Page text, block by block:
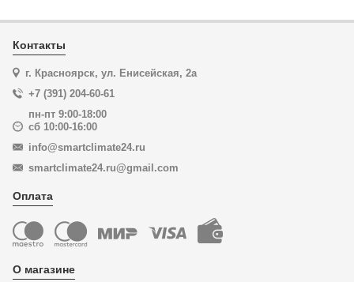
Контакты
г. Красноярск, ул. Енисейская, 2а
+7 (391) 204-60-61
пн-пт 9:00-18:00
сб 10:00-16:00
info@smartclimate24.ru
smartclimate24.ru@gmail.com
Оплата
О магазине